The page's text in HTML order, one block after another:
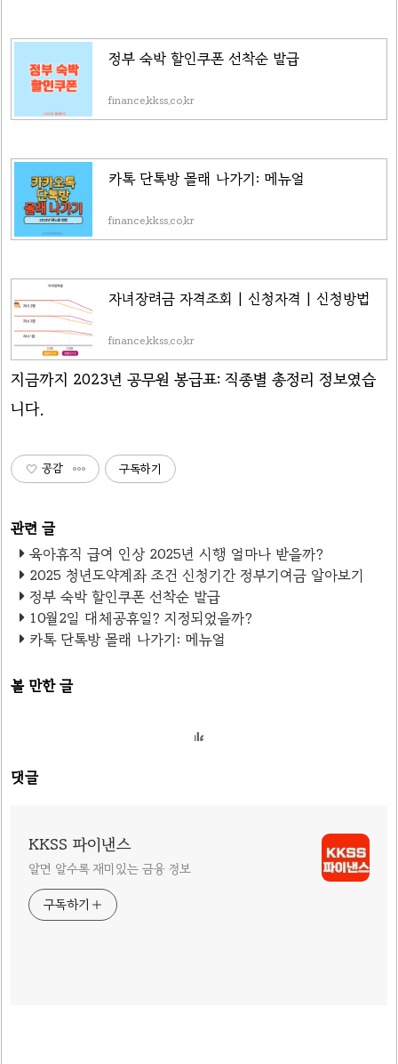
정부 숙박 할인쿠폰 선착순 발급
finance.kkss.co.kr
카톡 단톡방 몰래 나가기: 메뉴얼
finance.kkss.co.kr
자녀장려금 자격조회 | 신청자격 | 신청방법
finance.kkss.co.kr
지금까지 2023년 공무원 봉급표: 직종별 총정리 정보였습
니다.
공감 구독하기
육아휴직 급여 인상 2025년 시행 얼마나 받을까?
2025 청년도약계좌 조건 신청기간 정부기여금 알아보기
정부 숙박 할인쿠폰 선착순 발급
10월2일 대체공휴일? 지정되었을까?
카톡 단톡방 몰래 나가기: 메뉴얼
볼 만한 글
댓글
KKSS 파이낸스
알면 알수록 재미있는 금융 정보
구독하기